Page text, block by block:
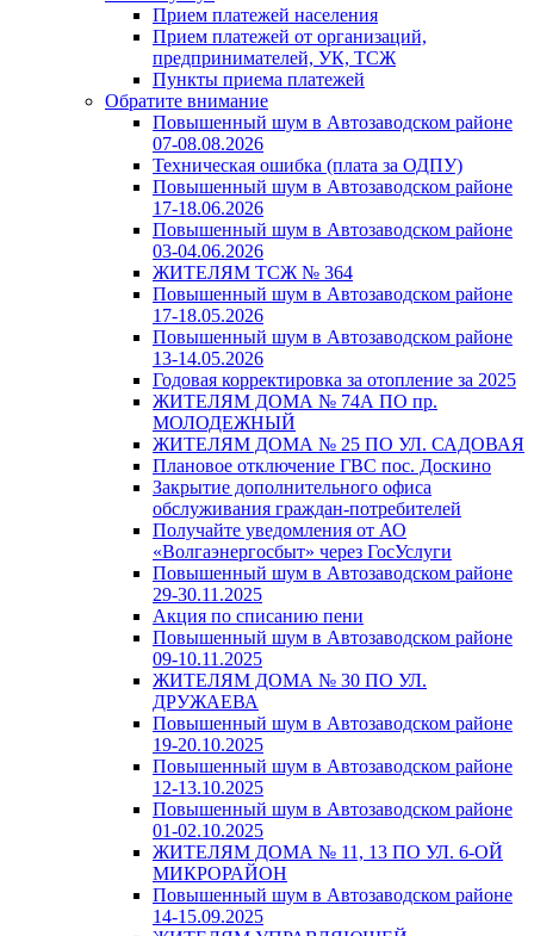
Прием платежей населения
Прием платежей от организаций,
предпринимателей, УК, ТСЖ
Пункты приема платежей
Обратите внимание
Повышенный шум в Автозаводском районе
07-08.08.2026
Техническая ошибка (плата за ОДПУ)
Повышенный шум в Автозаводском районе
17-18.06.2026
Повышенный шум в Автозаводском районе
03-04.06.2026
ЖИТЕЛЯМ ТСЖ № 364
Повышенный шум в Автозаводском районе
17-18.05.2026
Повышенный шум в Автозаводском районе
13-14.05.2026
Годовая корректировка за отопление за 2025
ЖИТЕЛЯМ ДОМА № 74А ПО пр.
МОЛОДЕЖНЫЙ
ЖИТЕЛЯМ ДОМА № 25 ПО УЛ. САДОВАЯ
Плановое отключение ГВС пос. Доскино
Закрытие дополнительного офиса
обслуживания граждан-потребителей
Получайте уведомления от АО
«Волгаэнергосбыт» через ГосУслуги
Повышенный шум в Автозаводском районе
29-30.11.2025
Акция по списанию пени
Повышенный шум в Автозаводском районе
09-10.11.2025
ЖИТЕЛЯМ ДОМА № 30 ПО УЛ.
ДРУЖАЕВА
Повышенный шум в Автозаводском районе
19-20.10.2025
Повышенный шум в Автозаводском районе
12-13.10.2025
Повышенный шум в Автозаводском районе
01-02.10.2025
ЖИТЕЛЯМ ДОМА № 11, 13 ПО УЛ. 6-ОЙ
МИКРОРАЙОН
Повышенный шум в Автозаводском районе
14-15.09.2025